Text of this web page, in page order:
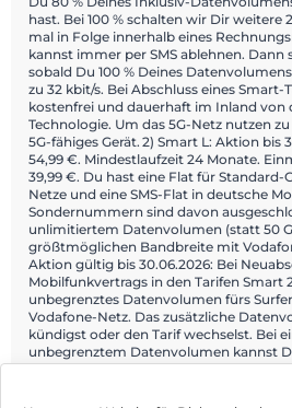
hast. Bei 100 % schalten wir Dir weitere
mal in Folge innerhalb eines
kannst immer per SMS ablehnen. Dann
sobald Du 100 % Deines
zu 32 kbit/s. Bei Abschluss eines
kostenfrei und dauerhaft im Inland von
Technologie. Um das 5G-Netz nutzen
5G-fähiges Gerät. 2) Smart L: Aktion bis
54,99 €. Mindestlaufzeit 24 Monate.
39,99 €. Du hast eine Flat für Standard-
Netze und eine SMS-Flat in deutsche
Sondernummern sind davon
unlimitiertem Datenvolumen (statt 50
größtmöglichen Bandbreite mit
Aktion gültig bis 30.06.2026: Bei
Mobilfunkvertrags in den Tarifen Smart
unbegrenztes Datenvolumen fürs
Vodafone-Netz. Das zusätzliche
kündigst oder den Tarif wechselst. Bei
unbegrenztem Datenvolumen kannst
maximal bis zu 10 GB zuteilen. Fürs